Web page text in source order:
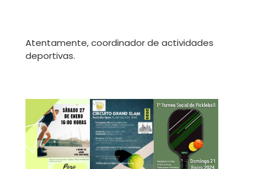
Atentamente, coordinador de actividades
deportivas.